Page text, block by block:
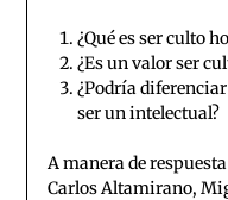
¿Qué es ser culto
¿Es un valor ser
¿Podría
ser un intelectual?
A manera de
Carlos Altamirano,